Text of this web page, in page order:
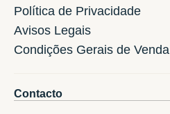
Política de Privacidade
Avisos Legais
Condições Gerais de Venda
Contacto